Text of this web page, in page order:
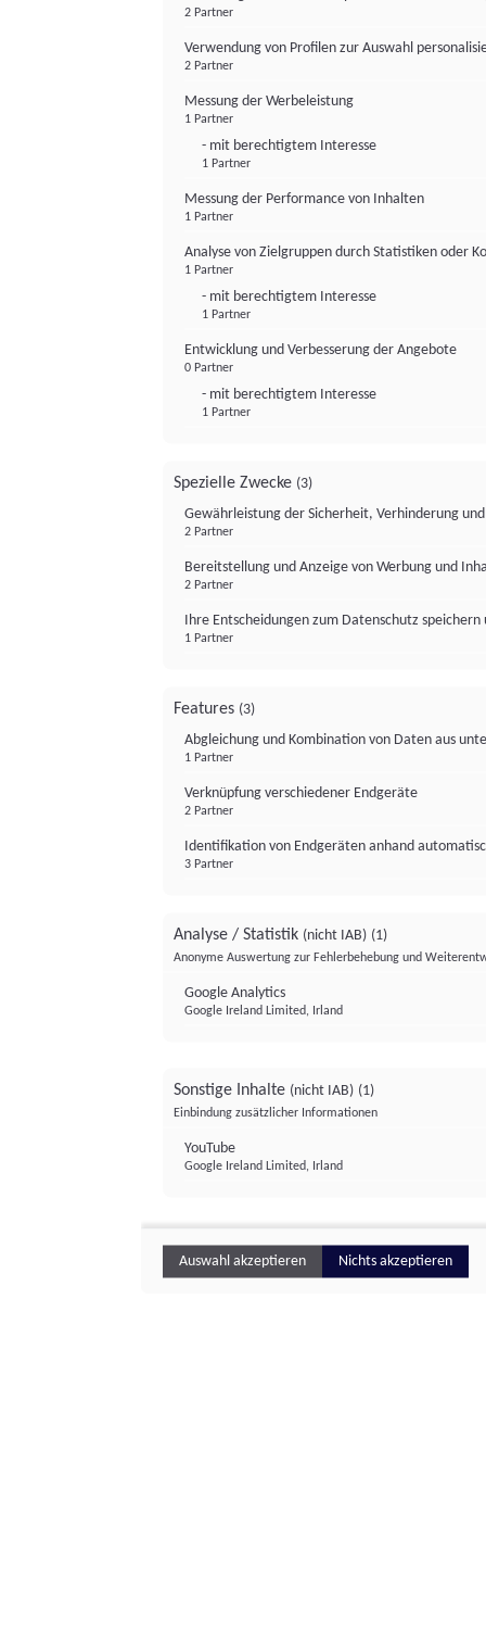
2 Partner
Verwendung von Profilen zur Auswahl
2 Partner
Messung der Werbeleistung
1 Partner
- mit berechtigtem Interesse
1 Partner
Messung der Performance von Inhalten
1 Partner
Analyse von Zielgruppen durch Statistiken oder
1 Partner
- mit berechtigtem Interesse
1 Partner
Entwicklung und Verbesserung der Angebote
0 Partner
- mit berechtigtem Interesse
1 Partner
Spezielle Zwecke (3)
Gewährleistung der Sicherheit, Verhinderung
2 Partner
Bereitstellung und Anzeige von Werbung und
2 Partner
Ihre Entscheidungen zum Datenschutz
1 Partner
Features (3)
Abgleichung und Kombination von Daten aus
1 Partner
Verknüpfung verschiedener Endgeräte
2 Partner
Identifikation von Endgeräten anhand
3 Partner
Analyse / Statistik (nicht IAB) (1)
Anonyme Auswertung zur Fehlerbehebung und
Google Analytics
Google Ireland Limited, Irland
Sonstige Inhalte (nicht IAB) (1)
Einbindung zusätzlicher Informationen
YouTube
Google Ireland Limited, Irland
Auswahl akzeptieren Nichts akzeptieren